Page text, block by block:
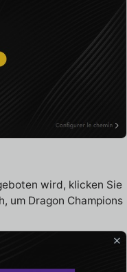
wird, klicken Sie
um Dragon Champions